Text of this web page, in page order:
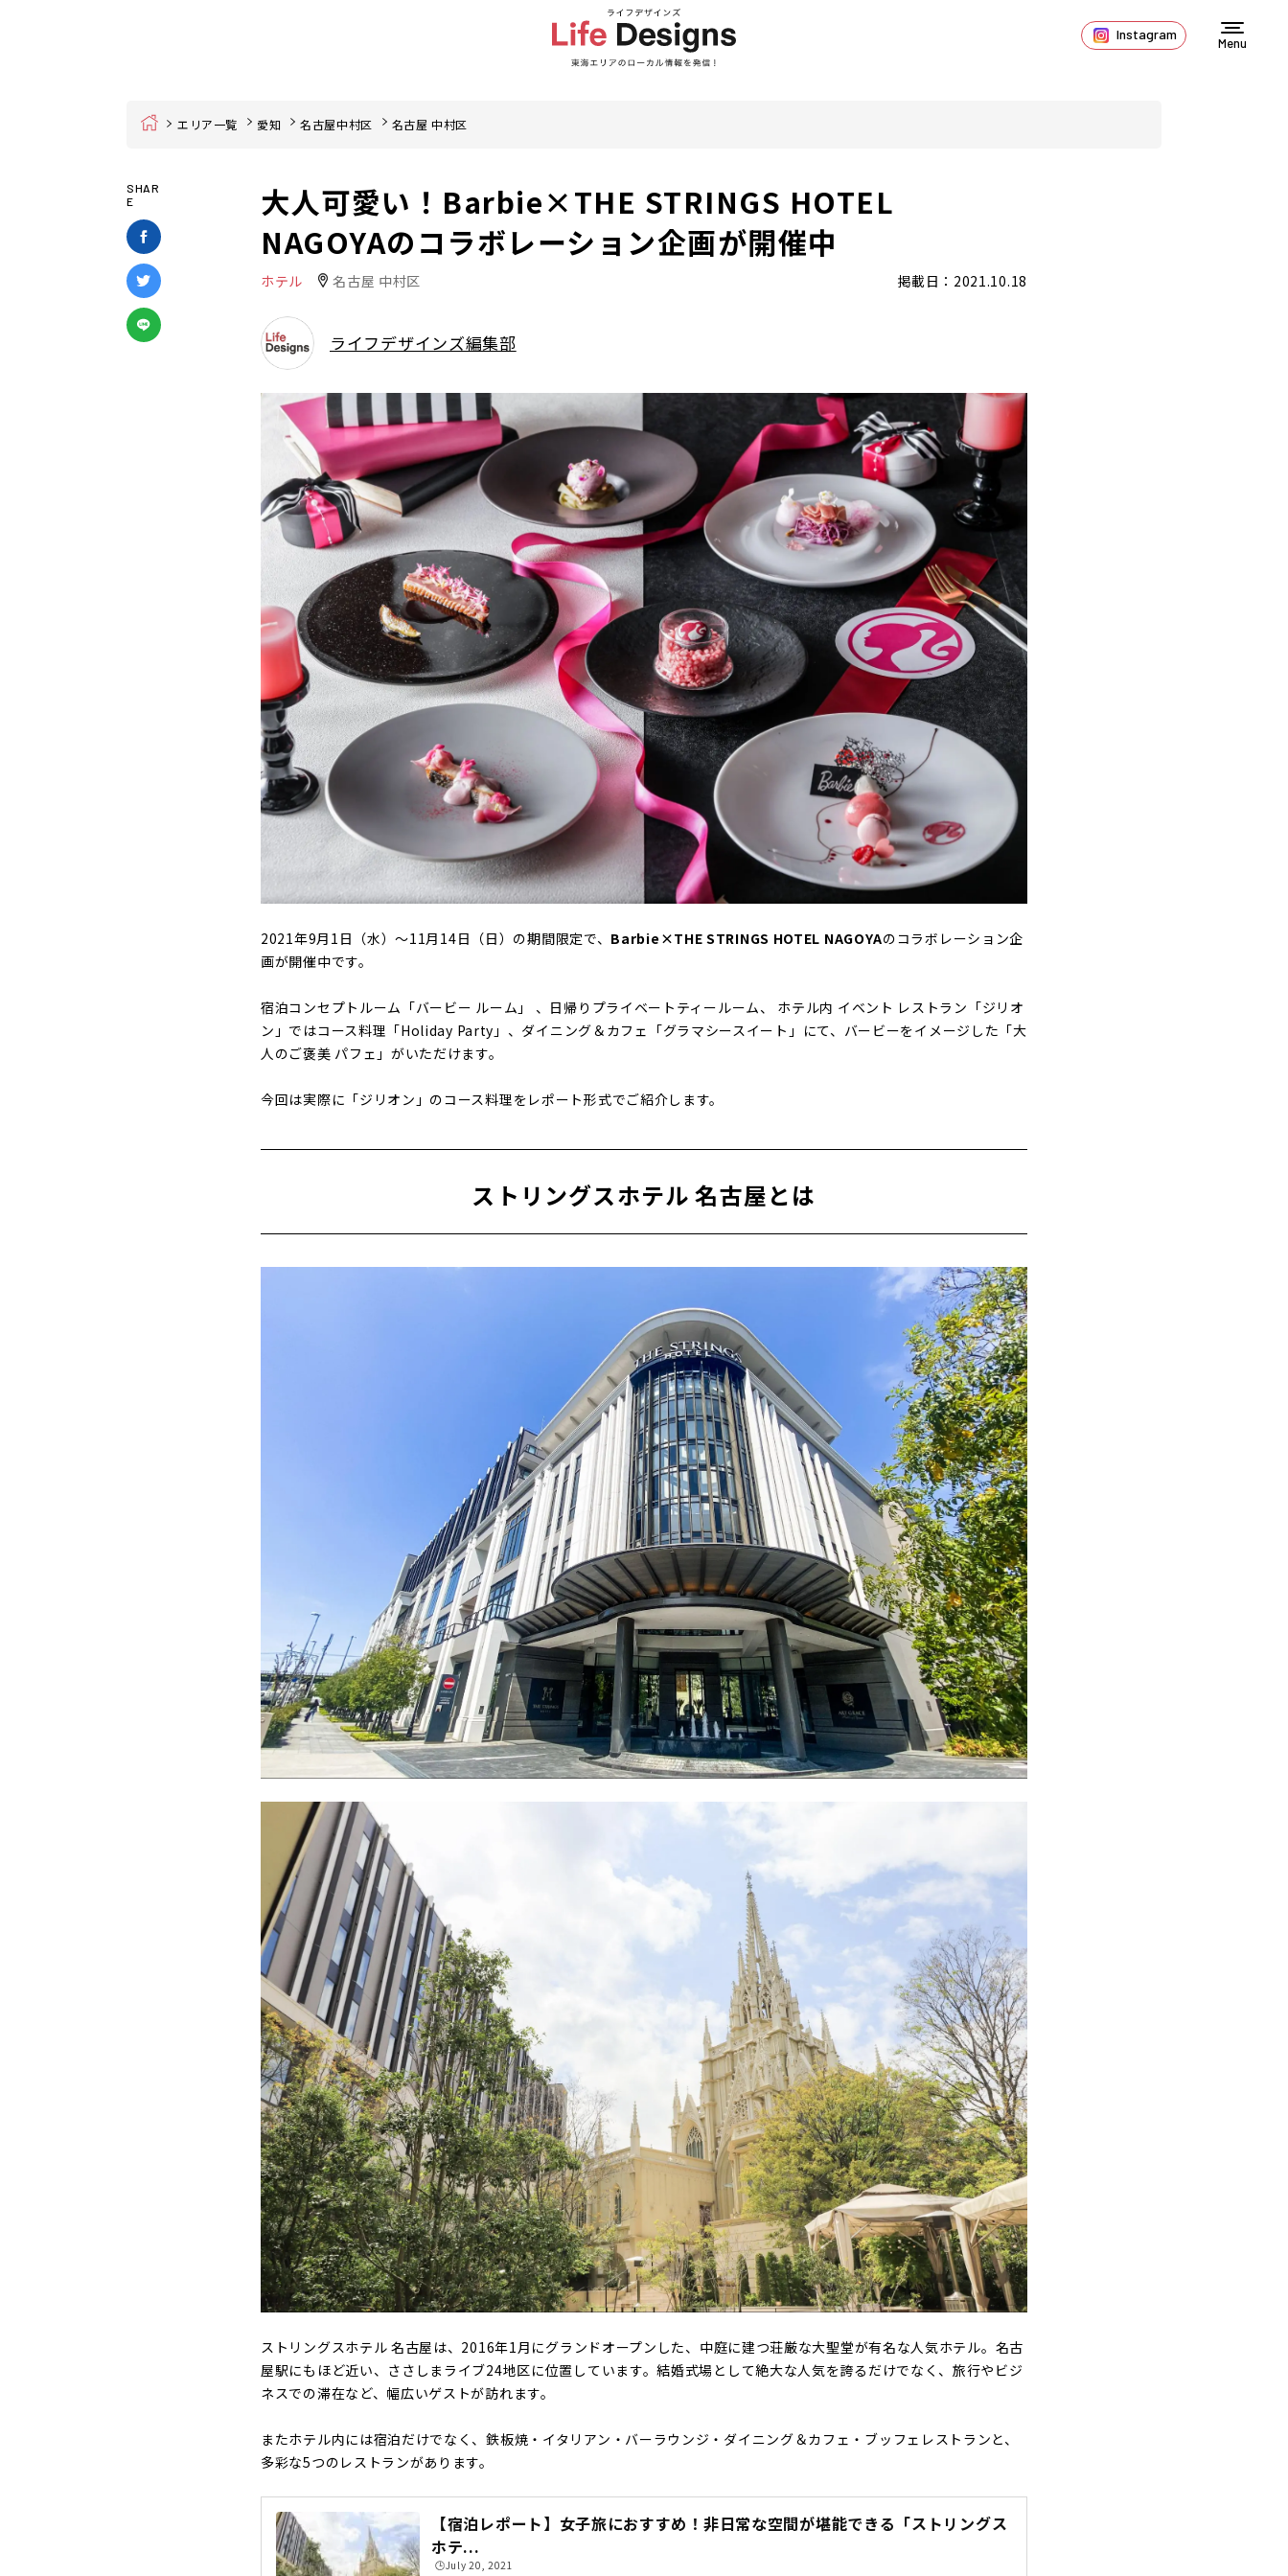
Instagram
Menu
Home エリア一覧 愛知 名古屋中村区 名古屋 中村区
SHAR
E
大人可愛い！Barbie×THE STRINGS HOTEL
NAGOYAのコラボレーション企画が開催中
ホテル 名古屋 中村区 掲載日：2021.10.18
ライフデザインズ編集部
2021年9月1日（水）～11月14日（日）の期間限定で、 Barbie×THE STRINGS HOTEL NAGOYAのコラボレーション企
画が開催中です。
宿泊コンセプトルーム「バービー ルーム」 、日帰りプライベートティールーム、 ホテル内 イベント レストラン「ジリオ
ン」ではコース料理「Holiday Party」、ダイニング＆カフェ「グラマシースイート」にて、バービーをイメージした「大
人のご褒美 パフェ」がいただけます。
今回は実際に「ジリオン」のコース料理をレポート形式でご紹介します。
ストリングスホテル 名古屋とは
ストリングスホテル 名古屋は、2016年1月にグランドオープンした、中庭に建つ荘厳な大聖堂が有名な人気ホテル。名古
屋駅にもほど近い、ささしまライブ24地区に位置しています。結婚式場として絶大な人気を誇るだけでなく、旅行やビジ
ネスでの滞在など、幅広いゲストが訪れます。
またホテル内には宿泊だけでなく、鉄板焼・イタリアン・バーラウンジ・ダイニング＆カフェ・ブッフェレストランと、
多彩な5つのレストランがあります。
【宿泊レポート】女子旅におすすめ！非日常な空間が堪能できる「ストリングス
ホテ...
🕒️July 20, 2021